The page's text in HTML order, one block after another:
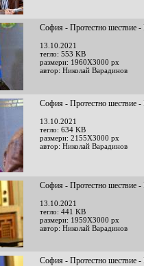
София - Протестно шествие
13.10.2021
тегло: 553 KB
размери: 1960X3000 px
автор: Николай Варадинов
София - Протестно шествие
13.10.2021
тегло: 634 KB
размери: 2155X3000 px
автор: Николай Варадинов
София - Протестно шествие
13.10.2021
тегло: 441 KB
размери: 1959X3000 px
автор: Николай Варадинов
София - Протестно шествие